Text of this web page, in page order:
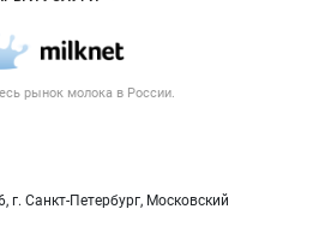
рынок молокав России.
г. Санкт-Петербург, Московский
рекламы
оферта
информация
персональных данных
рынка
продукция
сырье